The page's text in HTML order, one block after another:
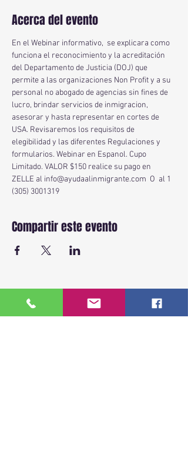
Acerca del evento
En el Webinar informativo,  se explicara como
funciona el reconocimiento y la acreditación
del Departamento de Justicia (DOJ) que
permite a las organizaciones Non Profit y a su
personal no abogado de agencias sin fines de
lucro, brindar servicios de inmigracion,
asesorar y hasta representar en cortes de
USA. Revisaremos los requisitos de
elegibilidad y las diferentes Regulaciones y
formularios. Webinar en Espanol. Cupo
Limitado. VALOR $150 realice su pago en
ZELLE al info@ayudaalinmigrante.com O  al 1
(305) 3001319
Compartir este evento
BACK TO TOP